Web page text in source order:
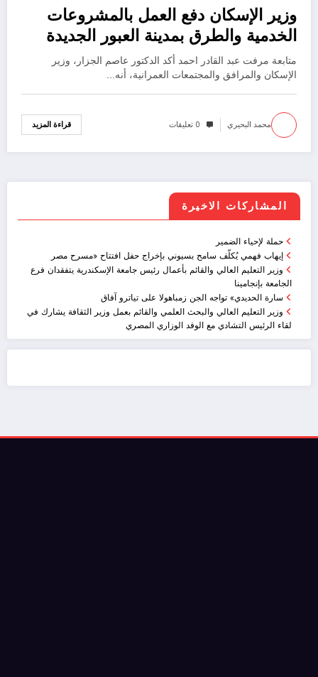
وزير الإسكان دفع العمل بالمشروعات
الخدمية والطرق بمدينة العبور الجديدة
متابعة مرفت عبد القادر احمد أكد الدكتور عاصم الجزار، وزير
الإسكان والمرافق والمجتمعات العمرانية، أنه…
محمد البحيري 0 تعليقات قراءة المزيد
المشاركات الاخيرة
حملة لإحياء الضمير
إيهاب فهمي يُكلّف سامح بسيوني بإخراج حفل افتتاح «مسرح مصر
وزير التعليم العالي والقائم بأعمال رئيس جامعة الإسكندرية يتفقدان فرع
الجامعة بإنجامينا
سارة الحديدي» تواجه الجن زمباهولا على تياترو آفاق
وزير التعليم العالي والبحث العلمي والقائم بعمل وزير الثقافة يشارك في
لقاء الرئيس التشادي مع الوفد الوزاري المصري